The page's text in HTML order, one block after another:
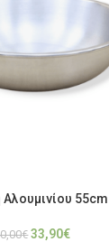
55cm
€ 33,90€